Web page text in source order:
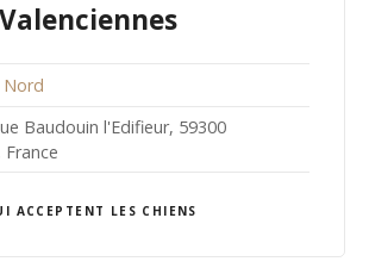
Nord
Baudouin l'Edifieur, 59300
France
ACCEPTENT LES CHIENS